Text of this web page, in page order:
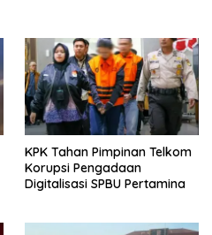
KPK Tahan Pimpinan Telkom
Korupsi Pengadaan
Digitalisasi SPBU Pertamina